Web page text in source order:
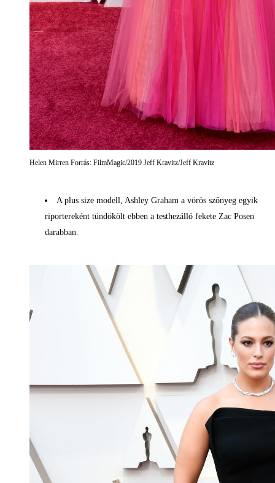
Helen Mirren Forrás: FilmMagic/2019 Jeff Kravitz/Jeff Kravitz
A plus size modell, Ashley Graham a vörös szőnyeg egyik
riportereként tündökölt ebben a testhezálló fekete Zac Posen
darabban.